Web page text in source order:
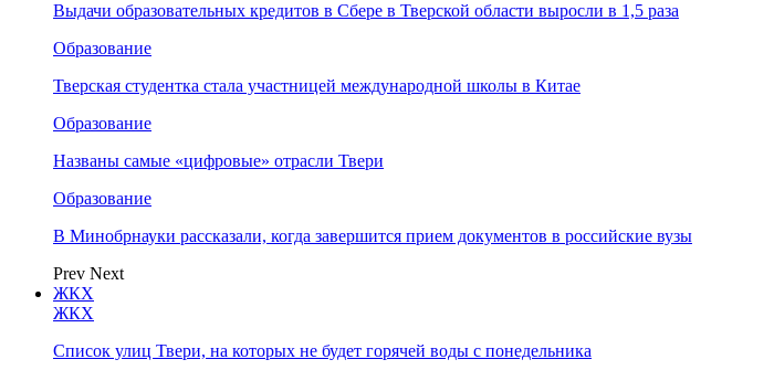
Выдачи образовательных кредитов в Сбере в Тверской области выросли в 1,5 раза
Образование
Тверская студентка стала участницей международной школы в Китае
Образование
Названы самые «цифровые» отрасли Твери
Образование
В Минобрнауки рассказали, когда завершится прием документов в российские вузы
Prev Next
ЖКХ
ЖКХ
Список улиц Твери, на которых не будет горячей воды с понедельника